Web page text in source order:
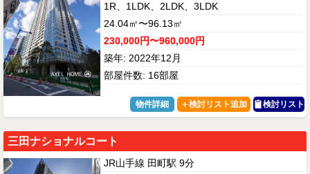
1R、1LDK、2LDK、3LDK
24.04㎡〜96.13㎡
230,000円〜960,000円
築年: 2022年12月
部屋件数: 16部屋
物件詳細 検討リスト
三田ナショナルコート
JR山手線 田町駅 9分